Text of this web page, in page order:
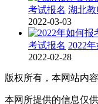
考试报名 湖北教
2022-03-03
考试报名 2022
2022-02-28
版权所有，本网站内
本网所提供的信息仅